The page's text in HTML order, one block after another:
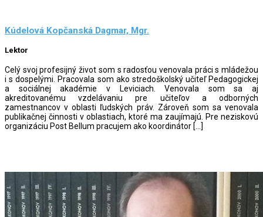
Kúdelová Kopčanská Dagmar, Mgr.
Lektor
Celý svoj profesijný život som s radosťou venovala práci s mládežou
i s dospelými. Pracovala som ako stredoškolský učiteľ Pedagogickej
a sociálnej akadémie v Leviciach. Venovala som sa aj
akreditovanému vzdelávaniu pre učiteľov a odborných
zamestnancov v oblasti ľudských práv. Zároveň som sa venovala
publikačnej činnosti v oblastiach, ktoré ma zaujímajú. Pre neziskovú
organizáciu Post Bellum pracujem ako koordinátor […]